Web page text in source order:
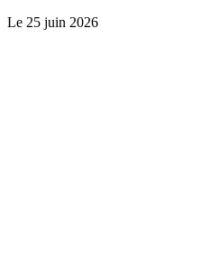
Le 25 juin 2026